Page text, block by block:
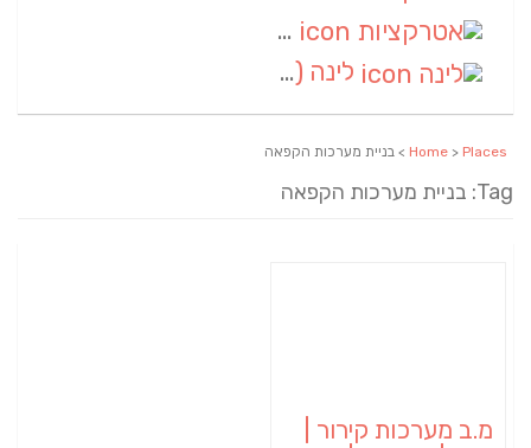
אטרקציות
לינה (1)
Home > Places > בניית מערכות הקפאה
Tag: בניית מערכות הקפאה
מ.ב מערכות קירור |